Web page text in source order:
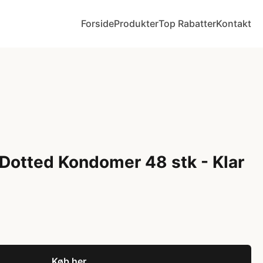
ForsideProdukterTop RabatterKontakt
Kondomer 48 stk - Klar